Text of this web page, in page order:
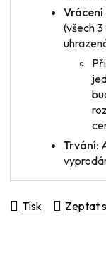
Vrácení
(všech
Trvání:
Tisk Zeptat